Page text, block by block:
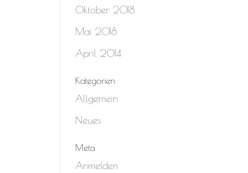
Oktober 2018
Mai 2018
April 2014
Kategorien
Allgemein
Neues
Meta
Anmelden